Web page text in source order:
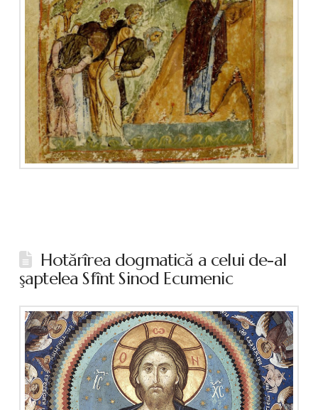
Hotărîrea dogmatică a celui de-al
şaptelea Sfînt Sinod Ecumenic